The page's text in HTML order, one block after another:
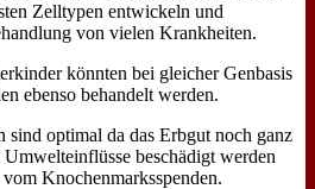
Zelltypen entwickeln und
von vielen Krankheiten.
könnten bei gleicher Genbasis
ebenso behandelt werden.
sind optimal da das Erbgut noch ganz
beschädigt werden
Knochenmarksspenden.